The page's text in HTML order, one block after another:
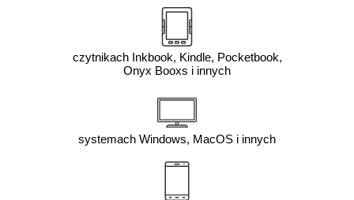
czytnikach Inkbook, Kindle, Pocketbook,
Onyx Booxs i innych
systemach Windows, MacOS i innych